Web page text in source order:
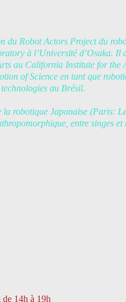
du Robot Actors Project du
à l’Université d’Osaka. Il
au California Institute for the
of Science en tant que
au Brésil.
la robotique Japonaise (Paris:
entre singes
14h à 19h